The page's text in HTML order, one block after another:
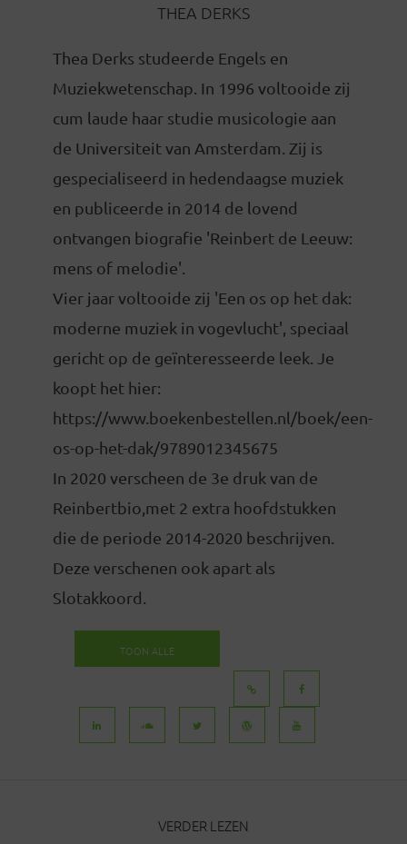
THEA DERKS
Thea Derks studeerde Engels en
Muziekwetenschap. In 1996 voltooide zij
cum laude haar studie musicologie aan
de Universiteit van Amsterdam. Zij is
gespecialiseerd in hedendaagse muziek
en publiceerde in 2014 de lovend
ontvangen biografie 'Reinbert de Leeuw:
mens of melodie'.
Vier jaar voltooide zij 'Een os op het dak:
moderne muziek in vogevlucht', speciaal
gericht op de geïnteresseerde leek. Je
koopt het hier:
https://www.boekenbestellen.nl/boek/een-
os-op-het-dak/9789012345675
In 2020 verscheen de 3e druk van de
Reinbertbio,met 2 extra hoofdstukken
die de periode 2014-2020 beschrijven.
Deze verschenen ook apart als
Slotakkoord.
TOON ALLE
VERDER LEZEN